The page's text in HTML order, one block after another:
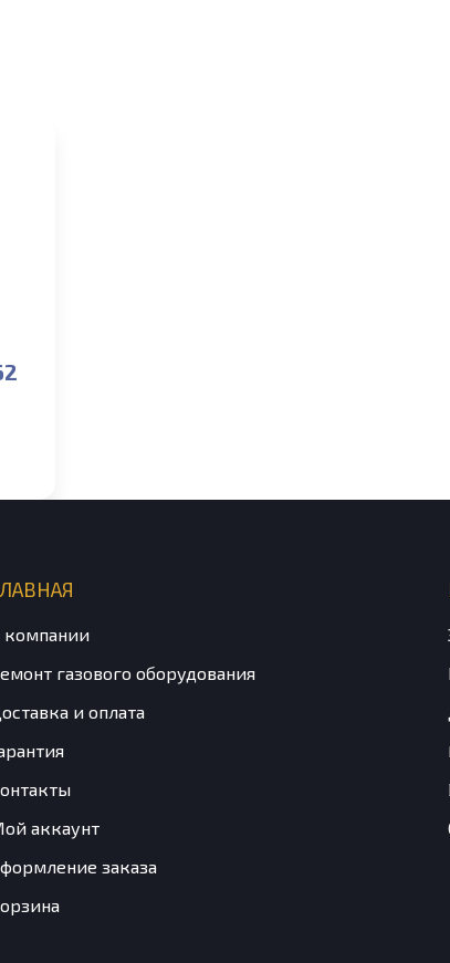
компании
газового оборудования
и оплата
аккаунт
заказа